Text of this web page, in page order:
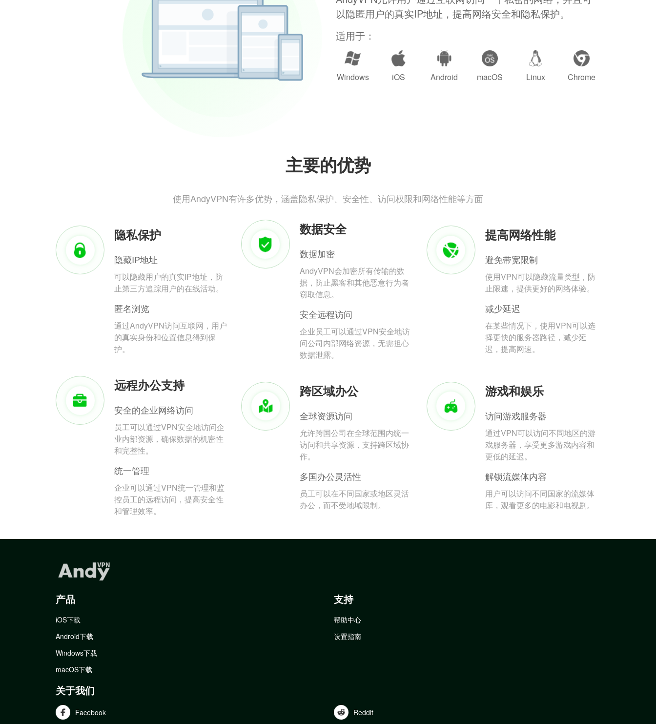
以隐匿用户的真实IP地址，提高网络安全和隐私保护。
适用于：
Windows iOS Android macOS Linux Chrome
主要的优势
使用AndyVPN有许多优势，涵盖隐私保护、安全性、访问权限和网络性能等方面
隐私保护
隐藏IP地址
可以隐藏用户的真实IP地址，防
止第三方追踪用户的在线活动。
匿名浏览
通过AndyVPN访问互联网，用户
的真实身份和位置信息得到保
护。
数据安全
数据加密
AndyVPN会加密所有传输的数
据，防止黑客和其他恶意行为者
窃取信息。
安全远程访问
企业员工可以通过VPN安全地访
问公司内部网络资源，无需担心
数据泄露。
提高网络性能
避免带宽限制
使用VPN可以隐藏流量类型，防
止限速，提供更好的网络体验。
减少延迟
在某些情况下，使用VPN可以选
择更快的服务器路径，减少延
迟，提高网速。
远程办公支持
安全的企业网络访问
员工可以通过VPN安全地访问企
业内部资源，确保数据的机密性
和完整性。
统一管理
企业可以通过VPN统一管理和监
控员工的远程访问，提高安全性
和管理效率。
跨区域办公
全球资源访问
允许跨国公司在全球范围内统一
访问和共享资源，支持跨区域协
作。
多国办公灵活性
员工可以在不同国家或地区灵活
办公，而不受地域限制。
游戏和娱乐
访问游戏服务器
通过VPN可以访问不同地区的游
戏服务器，享受更多游戏内容和
更低的延迟。
解锁流媒体内容
用户可以访问不同国家的流媒体
库，观看更多的电影和电视剧。
产品
iOS下载
Android下载
Windows下载
macOS下载
支持
帮助中心
设置指南
关于我们
Facebook Reddit